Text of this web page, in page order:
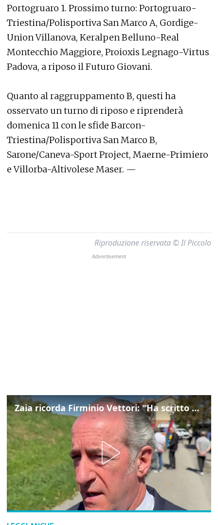
Portogruaro 1. Prossimo turno: Portogruaro-
Triestina/Polisportiva San Marco A, Gordige-
Union Villanova, Keralpen Belluno-Real
Montecchio Maggiore, Proioxis Legnago-Virtus
Padova, a riposo il Futuro Giovani.
Quanto al raggruppamento B, questi ha
osservato un turno di riposo e riprenderà
domenica 11 con le sfide Barcon-
Triestina/Polisportiva San Marco B,
Sarone/Caneva-Sport Project, Maerne-Primiero
e Villorba-Altivolese Maser. —
Riproduzione riservata © Il Piccolo
Zaia ricorda Firminio Vettori: "Ha scritto pagine di storia del nostro territorio"